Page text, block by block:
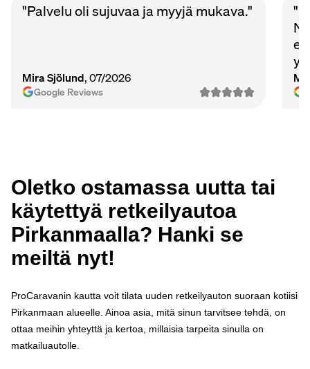
"Palvelu oli sujuvaa ja myyjä mukava."
Mira Sjölund, 07/2026
Google Reviews
Oletko ostamassa uutta tai
käytettyä retkeilyautoa
Pirkanmaalla? Hanki se
meiltä nyt!
ProCaravanin kautta voit tilata uuden retkeilyauton suoraan kotiisi
Pirkanmaan alueelle. Ainoa asia, mitä sinun tarvitsee tehdä, on
ottaa meihin yhteyttä ja kertoa, millaisia tarpeita sinulla on
matkailuautolle.